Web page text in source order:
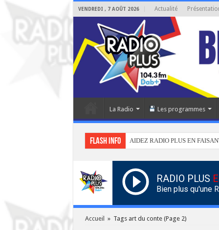
VENDREDI , 7 AOÛT 2026 Actualité
La Radio Les programmes
Flash info AIDEZ RADIO PLUS EN
RADIO PLUS
Bien plus qu'une
Accueil » Tags art du conte(Page 2)